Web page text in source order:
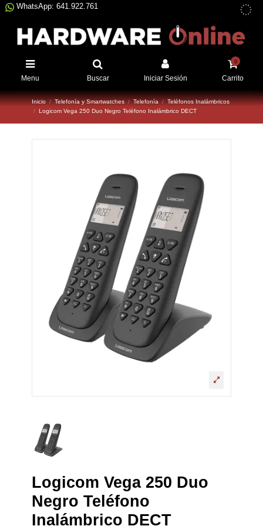
WhatsApp: 641.922.761
Menu Buscar Iniciar Sesión
0
Carrito
Inicio Telefonía y Smartwatches Telefonía
Teléfonos Inalámbricos
Logicom Vega 250 Duo Negro Teléfono Inalámbrico DECT
Logicom Vega 250 Duo
Negro Teléfono
Inalámbrico DECT